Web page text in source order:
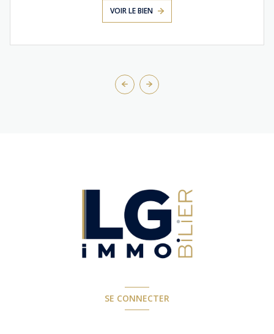
VOIR LE BIEN
SE CONNECTER